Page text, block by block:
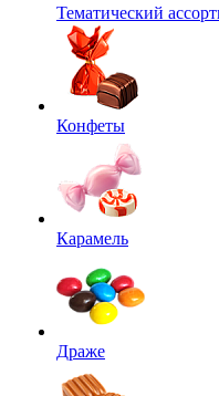
Тематический
Конфеты
Карамель
Драже